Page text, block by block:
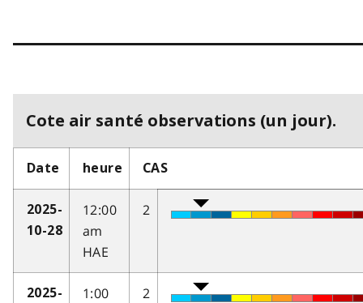
Cote air santé observations (un jour).
Date heure CAS
2025-
10-28
12:00
am
HAE
2
2025-
1:00
2